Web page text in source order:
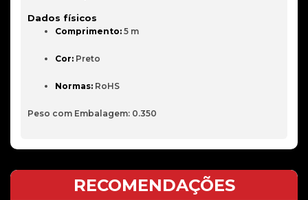
Dados físicos
Comprimento: 5 m
Cor: Preto
Normas: RoHS
Peso com Embalagem: 0.350
RECOMENDAÇÕES